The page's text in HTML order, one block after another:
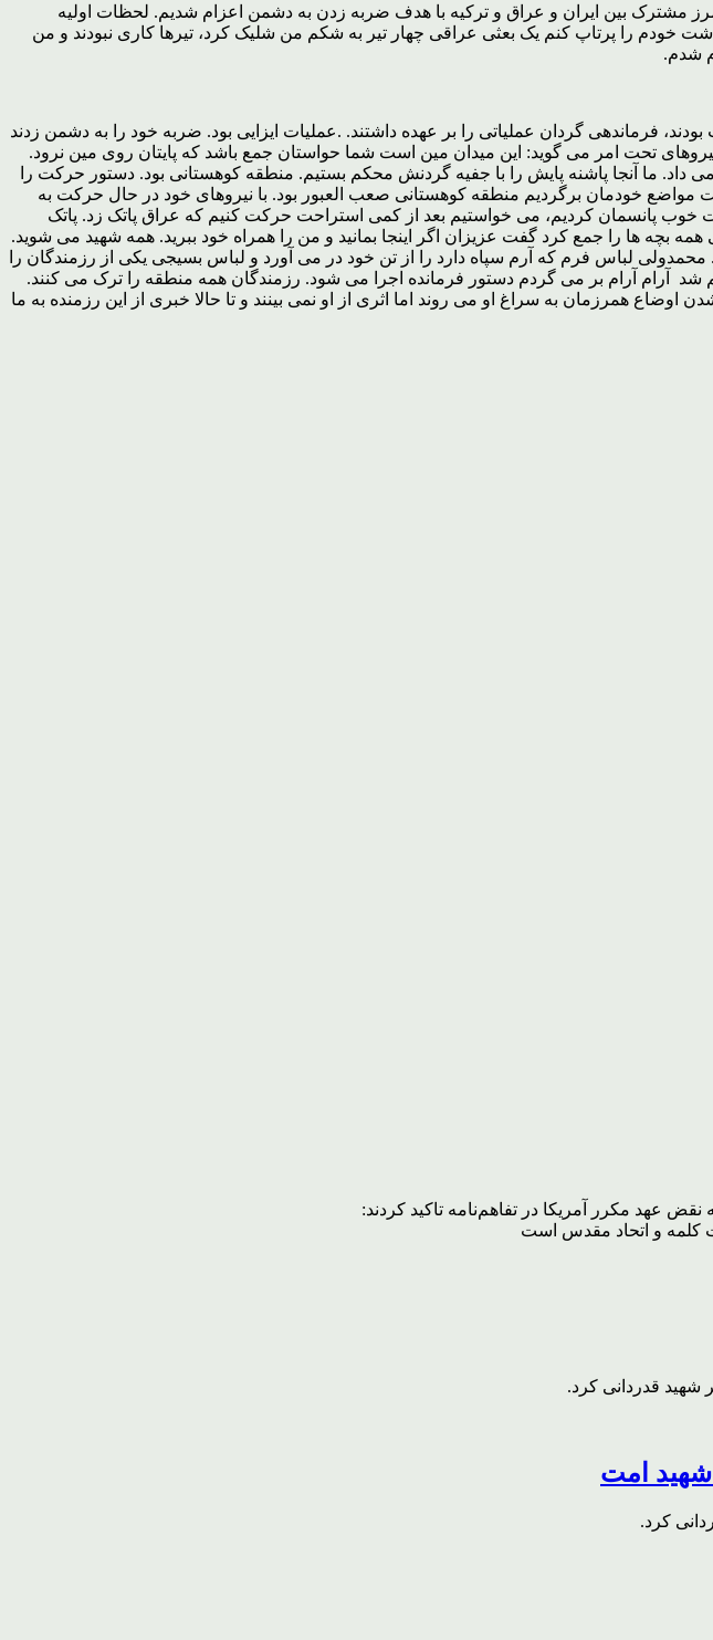
صیدکان عراق آخرین مرز مشترک بین ایران و عراق و ترکیه با هدف ضربه زدن به دشمن اعزام شدیم. لحظات اولیه
خودم را پرتاپ کنم یک بعثی عراقی چهار تیر به شکم من شلیک کرد، تیرها کاری نبودند و من
شدم.
فرماندهی گردان عملیاتی را بر عهده داشتند. .عملیات ایزایی بود. ضربه خود را به دشمن زدند
تحت امر می گوید: این میدان مین است شما حواستان جمع باشد که پایتان روی مین نرود.
ما آنجا پاشنه پایش را با جفیه گردنش محکم بستیم. منطقه کوهستانی بود. دستور حرکت را
مواضع خودمان برگردیم منطقه کوهستانی صعب العبور بود. با نیروهای خود در حال حرکت به
پانسمان کردیم، می خواستیم بعد از کمی استراحت حرکت کنیم که عراق پاتک زد. پاتک
ها را جمع کرد گفت عزیزان اگر اینجا بمانید و من را همراه خود ببرید. همه شهید می شوید.
محمدولی لباس فرم که آرم سپاه دارد را از تن خود در می آورد و لباس بسیجی یکی از رزمندگان را
آرام آرام بر می گردم دستور فرمانده اجرا می شود. رزمندگان همه منطقه را ترک می کنند.
همرزمان به سراغ او می روند اما اثری از او نمی بینند و تا حالا خبری از این رزمنده به ما
عهد مکرر آمریکا در تفاهم‌نامه تاکید کردند:
کلمه و اتحاد مقدس است
شهید قدردانی کرد.
شهید امت
کرد.